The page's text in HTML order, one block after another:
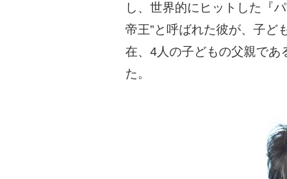
し、世界的にヒットした『
帝王”と呼ばれた彼が、子ど
在、4人の子どもの父親であ
た。